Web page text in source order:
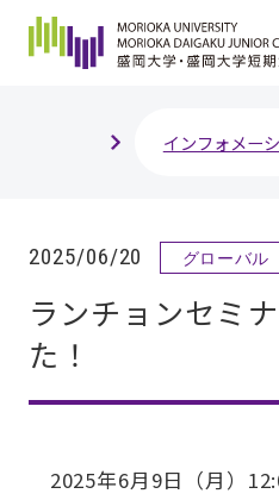
インフォメー
2025/06/20 グローバル
ランチョンセミ
た！
2025年6月9日（月）